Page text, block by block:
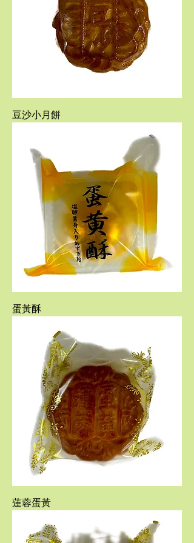
豆沙小月餅
蛋黃酥
蓮蓉蛋黃